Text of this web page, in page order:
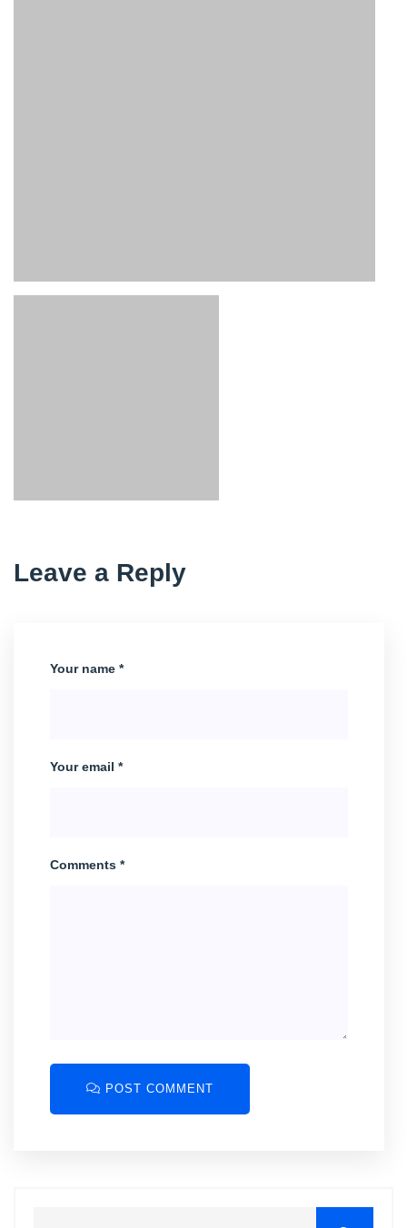
Leave a Reply
Your name *
Your email *
Comments *
POST COMMENT